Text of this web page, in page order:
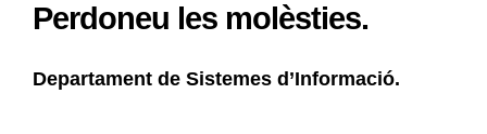
Perdoneu les molèsties.
Departament de Sistemes d’Informació.